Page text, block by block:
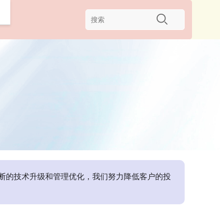
技术升级和管理优化，我们努力降低客户的投